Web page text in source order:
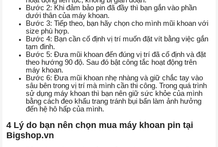
Bước 2: Khi đảm bảo pin đã đầy thì bạn gắn vào phần
dưới thân của máy khoan.
Bước 3: Tiếp theo, bạn hãy chọn cho mình mũi khoan với
size phù hợp.
Bước 4: Bạn cần cố định vị trí muốn đặt vít bằng việc gắn
tạm đinh.
Bước 5: Đưa mũi khoan đến đúng vị trí đã cố định và đặt
theo hướng 90 độ. Sau đó bật công tắc hoạt động trên
máy khoan.
Bước 6: Đưa mũi khoan nhẹ nhàng và giữ chắc tay vào
sâu bên trong vị trí mà mình cần thi công. Trong quá trình
sử dụng máy khoan thì bạn nên giữ sức khỏe của mình
bằng cách đeo khẩu trang tránh bụi bẩn làm ảnh hưởng
đến hệ hô hấp của mình.
4 Lý do bạn nên chọn mua máy khoan pin tại
Bigshop.vn